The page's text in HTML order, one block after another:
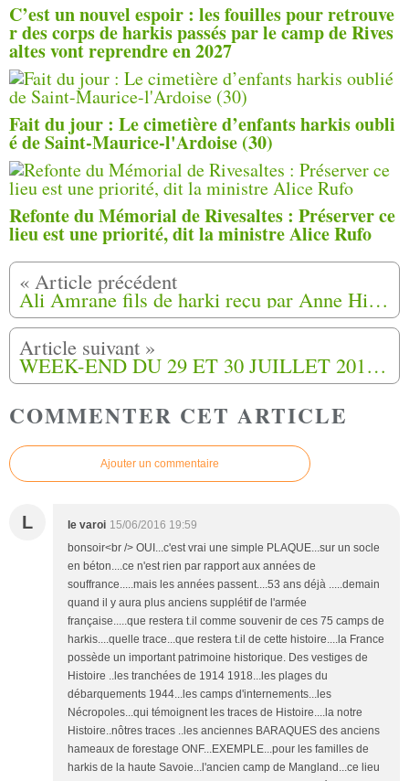
C’est un nouvel espoir : les fouilles pour retrouve
r des corps de harkis passés par le camp de Rives
altes vont reprendre en 2027
Fait du jour : Le cimetière d’enfants harkis oubli
é de Saint-Maurice-l'Ardoise (30)
Refonte du Mémorial de Rivesaltes : Préserver ce
lieu est une priorité, dit la ministre Alice Rufo
Ali Amrane fils de harki reçu par Anne Hidalgo
WEEK-END DU 29 ET 30 JUILLET 2016, À ST MAURICE L’ARDOISE (30) SOUS LE SIGNE DU RECUEILLEMENT ET DU SOUVENIR (3)
COMMENTER CET ARTICLE
Ajouter un commentaire
L le varoi 15/06/2016 19:59
bonsoir<br /> OUI...c'est vrai une simple PLAQUE...sur un socle
en béton....ce n'est rien par rapport aux années de
souffrance.....mais les années passent....53 ans déjà .....demain
quand il y aura plus anciens supplétif de l'armée
française.....que restera t.il comme souvenir de ces 75 camps de
harkis....quelle trace...que restera t.il de cette histoire....la France
possède un important patrimoine historique. Des vestiges de
Histoire ..les tranchées de 1914 1918...les plages du
débarquements 1944...les camps d'internements...les
Nécropoles...qui témoignent les traces de Histoire....la notre
Histoire..nôtres traces ..les anciennes BARAQUES des anciens
hameaux de forestage ONF...EXEMPLE...pour les familles de
harkis de la haute Savoie...l'ancien camp de Mangland...ce lieu